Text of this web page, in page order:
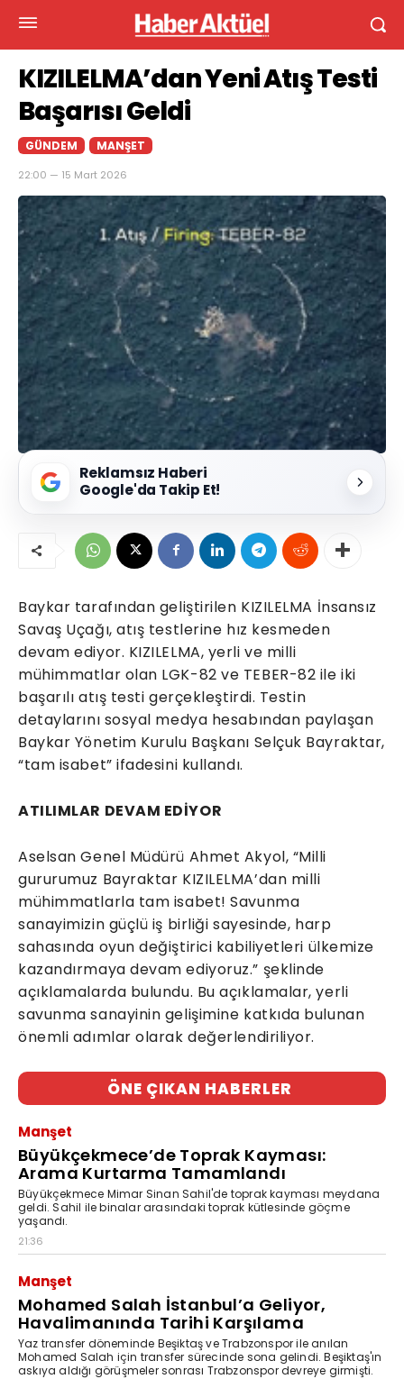
KIZILELMA’dan Yeni Atış Testi
Başarısı Geldi
GÜNDEM MANŞET
22:00 — 15 Mart 2026
Reklamsız Haberi
Google'da Takip Et!
Baykar tarafından geliştirilen KIZILELMA İnsansız
Savaş Uçağı, atış testlerine hız kesmeden
devam ediyor. KIZILELMA, yerli ve milli
mühimmatlar olan LGK-82 ve TEBER-82 ile iki
başarılı atış testi gerçekleştirdi. Testin
detaylarını sosyal medya hesabından paylaşan
Baykar Yönetim Kurulu Başkanı Selçuk Bayraktar,
“tam isabet” ifadesini kullandı.
ATILIMLAR DEVAM EDİYOR
Aselsan Genel Müdürü Ahmet Akyol, “Milli
gururumuz Bayraktar KIZILELMA’dan milli
mühimmatlarla tam isabet! Savunma
sanayimizin güçlü iş birliği sayesinde, harp
sahasında oyun değiştirici kabiliyetleri ülkemize
kazandırmaya devam ediyoruz.” şeklinde
açıklamalarda bulundu. Bu açıklamalar, yerli
savunma sanayinin gelişimine katkıda bulunan
önemli adımlar olarak değerlendiriliyor.
ÖNE ÇIKAN HABERLER
Manşet
Büyükçekmece’de Toprak Kayması:
Arama Kurtarma Tamamlandı
Büyükçekmece Mimar Sinan Sahil'de toprak kayması meydana
geldi. Sahil ile binalar arasındaki toprak kütlesinde göçme
yaşandı.
21:36
Manşet
Mohamed Salah İstanbul’a Geliyor,
Havalimanında Tarihi Karşılama
Yaz transfer döneminde Beşiktaş ve Trabzonspor ile anılan
Mohamed Salah için transfer sürecinde sona gelindi. Beşiktaş'ın
askıya aldığı görüşmeler sonrası Trabzonspor devreye girmişti.